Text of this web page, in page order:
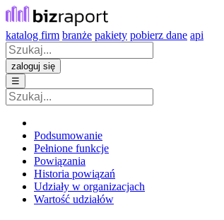
katalog firm branże pakiety pobierz dane api
zaloguj się
☰
Podsumowanie
Pełnione funkcje
Powiązania
Historia powiązań
Udziały w organizacjach
Wartość udziałów